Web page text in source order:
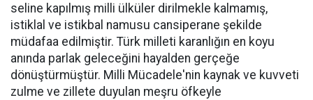
seline kapılmış milli ülküler dirilmekle kalmamış,
istiklal ve istikbal namusu cansiperane şekilde
müdafaa edilmiştir. Türk milleti karanlığın en koyu
anında parlak geleceğini hayalden gerçeğe
dönüştürmüştür. Milli Mücadele'nin kaynak ve kuvveti
zulme ve zillete duyulan meşru öfkeyle